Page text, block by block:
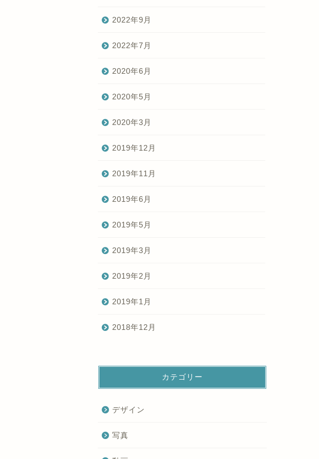
2022年9月
2022年7月
2020年6月
2020年5月
2020年3月
2019年12月
2019年11月
2019年6月
2019年5月
2019年3月
2019年2月
2019年1月
2018年12月
カテゴリー
デザイン
写真